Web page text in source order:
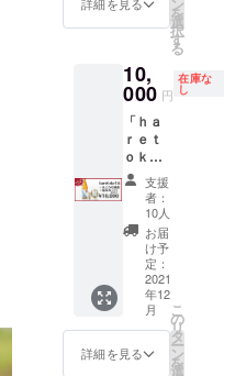
物：
9.2g 食
2.2g
潟県燕
市
産）、
こんぶ
（国
産）、
乾しい
たけ
（新潟
県燕市
産）
漬け
原材料
（しょ
うゆ
（大
flower.c
om ※当
通費等
は、お
客様の
ご負担
となり
ます。
ご了承
くださ
い。
【当日
のお土
産】 ≪
清酒
ｈａｒ
ｅｔｏ
ｋｅ
純米吟
醸 し
もよし
の万能
す。 す
べて手
作業で
製造
し、添
加物・
保存料
を一切
使用し
ていま
せん。
・燕市
特産物
の食材
を使
用。
①「も
とまち
白米の
上にの
し上が
るもよ
し、お
酒の共
に召し
上がる
の万能
食品で
す。 す
べて手
作業で
製造
し、添
加物・
保存料
を一切
使用し
洋中の
食中酒
す。 パ
ワース
ポット
でもあ
る弥彦
山の水
と燕市
産五百
万石が
造り出
す日本
酒を是
非お試
しくだ
ろむ酒
（目標
値） 五
はの、
コメの
旨味を
感じら
れ、
スッキ
リとし
たのど
越し
で、和
洋中の
食中酒
として
最適で
す。 パ
ポット
７度
（目標
み飽き
しない
燕市の
日本酒
を目指
し開
発・醸
造！！
五百万
石なら
では
の、コ
味を感
込めた
御礼状
￥１
３，０
００ ≪
清酒
ｈａｒ
ｅｔｏ
ｋｅ
純米吟
醸 し
ぼりた
て生原
酒≫ 酒
米：五
百万石
（燕市
米吟
醸 し
て生原
酒」７
２０
ml：１
本 ・
「まど
ろむ酒
器
桜」
（株式
会社新
越ワー
クス＠
市）：
１ケ ・
「想い
を
選
択
す
る
10,
000 円
在庫な
し
「ｈａ
ｒｅｔ
ｏｋ
ｅ」ま
るごと
セット
【内
容】 ・
「清
酒 ｈ
ａｒｅ
ｔｏｋ
ｅ 純
米吟
醸 し
支援
者：
10人
お届
け予
定：
2021
年12
月
詳細を見る
こ
の
リ
タ
ー
ン
を
選